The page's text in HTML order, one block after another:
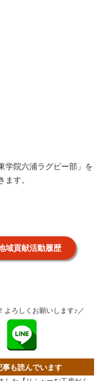
学院六浦ラグビー部」を
ます。
貢献活動履歴
よろしくお願いします♪／
も読んでいます